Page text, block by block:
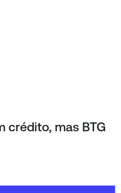
crédito, mas BTG